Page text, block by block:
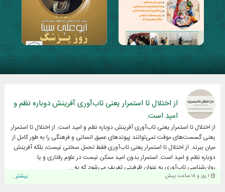
از اختلال تا استمرار یعنی تاب‌آوری آفرینش دوباره نظم و
امید است.
از اختلال تا استمرار یعنی تاب‌آوری آفرینش دوباره نظم و امید است. از اختلال تا استمرار
یعنی گسست‌های موقت نمی‌توانند پیوندهای عمیق انسانی و فرهنگی را به طور کامل از
میان ببرند. از اختلال تا استمرار یعنی تاب‌آوری فقط تحمل سختی نیست، بلکه آفرینش
دوباره نظم و امید است. استمرار بدون امید ممکن نیست در علوم رفتاری و یا
روان‌شناسی تاب‌آوری به عنوان ظرفیتی تعریف می‌شود که به ...
۱ روز و ۱۸ ساعت پیش بیشتر...